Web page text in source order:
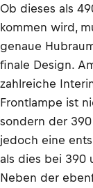
Ob dieses als
kommen wird,
genaue
finale Design.
zahlreiche
Frontlampe ist
sondern der
jedoch eine
als dies bei 390
Neben der